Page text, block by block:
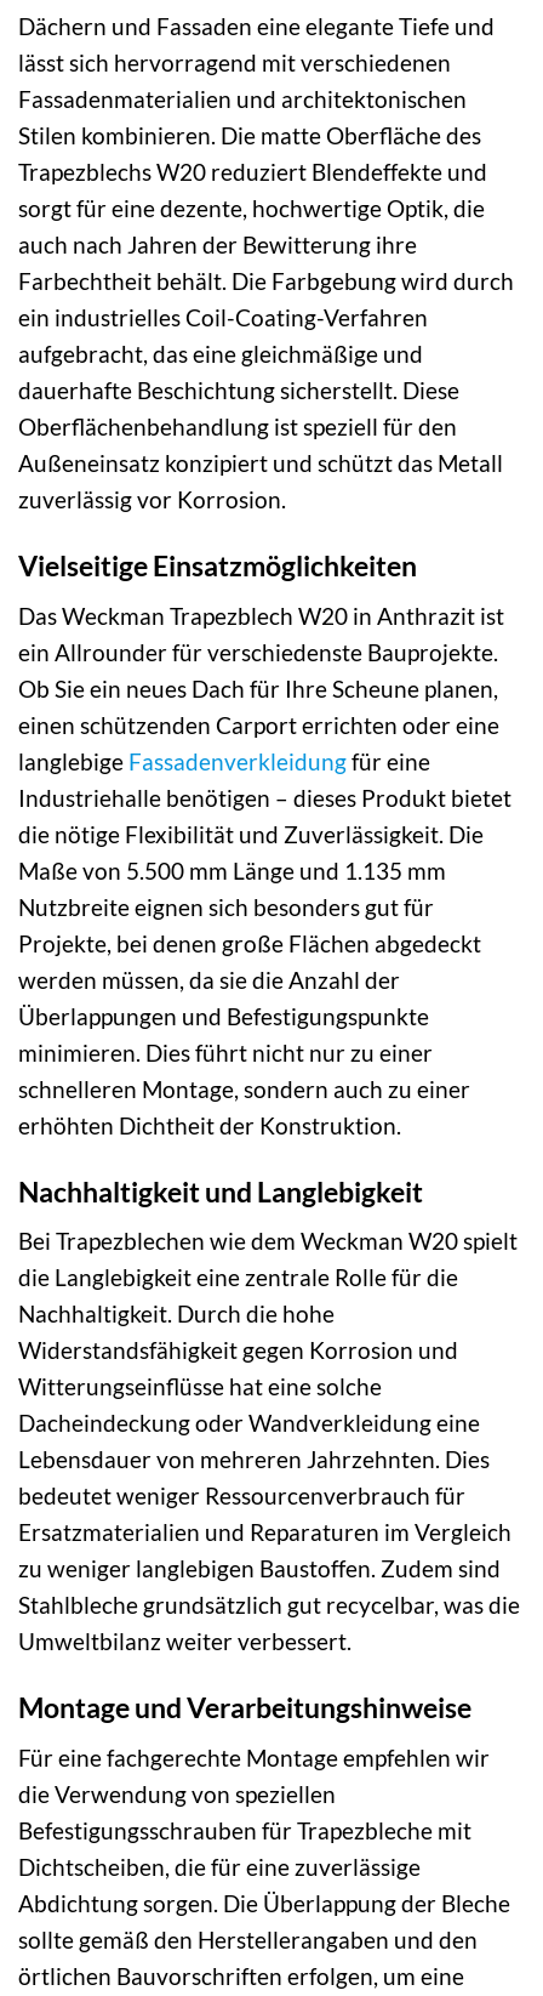
Dächern und Fassaden eine elegante Tiefe und
lässt sich hervorragend mit verschiedenen
Fassadenmaterialien und architektonischen
Stilen kombinieren. Die matte Oberfläche des
Trapezblechs W20 reduziert Blendeffekte und
sorgt für eine dezente, hochwertige Optik, die
auch nach Jahren der Bewitterung ihre
Farbechtheit behält. Die Farbgebung wird durch
ein industrielles Coil-Coating-Verfahren
aufgebracht, das eine gleichmäßige und
dauerhafte Beschichtung sicherstellt. Diese
Oberflächenbehandlung ist speziell für den
Außeneinsatz konzipiert und schützt das Metall
zuverlässig vor Korrosion.
Vielseitige Einsatzmöglichkeiten
Das Weckman Trapezblech W20 in Anthrazit ist
ein Allrounder für verschiedenste Bauprojekte.
Ob Sie ein neues Dach für Ihre Scheune planen,
einen schützenden Carport errichten oder eine
langlebige Fassadenverkleidungfür eine
Industriehalle benötigen – dieses Produkt bietet
die nötige Flexibilität und Zuverlässigkeit. Die
Maße von 5.500 mm Länge und 1.135 mm
Nutzbreite eignen sich besonders gut für
Projekte, bei denen große Flächen abgedeckt
werden müssen, da sie die Anzahl der
Überlappungen und Befestigungspunkte
minimieren. Dies führt nicht nur zu einer
schnelleren Montage, sondern auch zu einer
erhöhten Dichtheit der Konstruktion.
Nachhaltigkeit und Langlebigkeit
Bei Trapezblechen wie dem Weckman W20 spielt
die Langlebigkeit eine zentrale Rolle für die
Nachhaltigkeit. Durch die hohe
Widerstandsfähigkeit gegen Korrosion und
Witterungseinflüsse hat eine solche
Dacheindeckung oder Wandverkleidung eine
Lebensdauer von mehreren Jahrzehnten. Dies
bedeutet weniger Ressourcenverbrauch für
Ersatzmaterialien und Reparaturen im Vergleich
zu weniger langlebigen Baustoffen. Zudem sind
Stahlbleche grundsätzlich gut recycelbar, was die
Umweltbilanz weiter verbessert.
Montage und Verarbeitungshinweise
Für eine fachgerechte Montage empfehlen wir
die Verwendung von speziellen
Befestigungsschrauben für Trapezbleche mit
Dichtscheiben, die für eine zuverlässige
Abdichtung sorgen. Die Überlappung der Bleche
sollte gemäß den Herstellerangaben und den
örtlichen Bauvorschriften erfolgen, um eine